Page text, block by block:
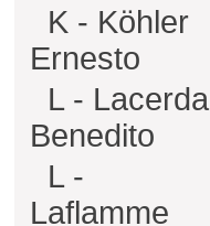
K - Köhler
Ernesto
L - Lacerda
Benedito
L -
Laflamme